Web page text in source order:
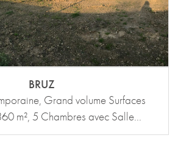
BRUZ
Grand volume Surfaces
m², 5 Chambres avec Salle...